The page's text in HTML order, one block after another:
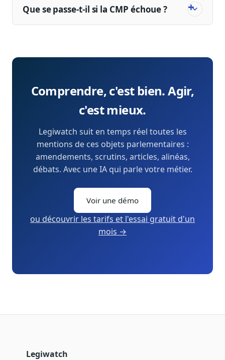
Que se passe-t-il si la CMP échoue ?
Comprendre, c'est bien. Agir,
c'est mieux.
Legiwatch suit en temps réel toutes les
mentions de ces objets parlementaires :
amendements, scrutins, articles, alinéas,
débats. Avec une IA qui parle votre métier.
Voir une démo
ou découvrir les tarifs et l'essai gratuit d'un
mois →
Legiwatch